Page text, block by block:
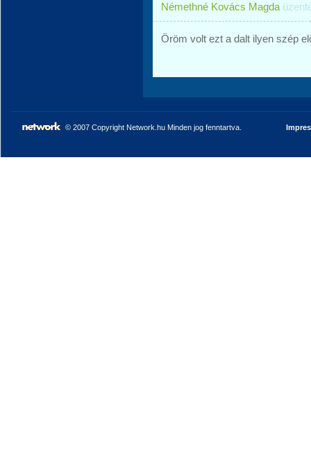
Némethné Kovács Magda
Öröm volt ezt a dalt ilyen szép
© 2007 Copyright Network.hu Minden jog fenntartva.